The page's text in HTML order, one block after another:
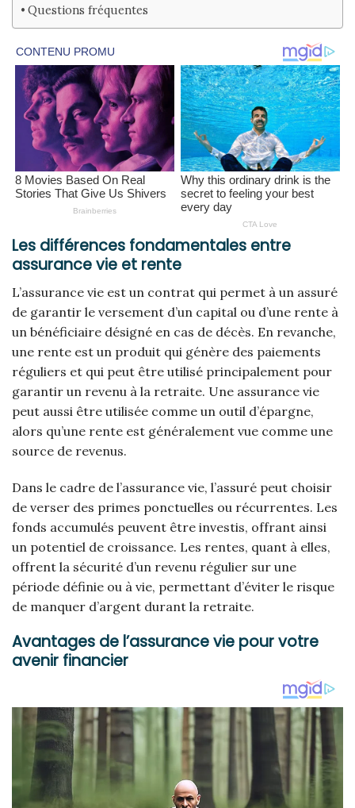
Questions fréquentes
Les différences fondamentales entre
assurance vie et rente
L’assurance vie est un contrat qui permet à un assuré
de garantir le versement d’un capital ou d’une rente à
un bénéficiaire désigné en cas de décès. En revanche,
une rente est un produit qui génère des paiements
réguliers et qui peut être utilisé principalement pour
garantir un revenu à la retraite. Une assurance vie
peut aussi être utilisée comme un outil d’épargne,
alors qu’une rente est généralement vue comme une
source de revenus.
Dans le cadre de l’assurance vie, l’assuré peut choisir
de verser des primes ponctuelles ou récurrentes. Les
fonds accumulés peuvent être investis, offrant ainsi
un potentiel de croissance. Les rentes, quant à elles,
offrent la sécurité d’un revenu régulier sur une
période définie ou à vie, permettant d’éviter le risque
de manquer d’argent durant la retraite.
Avantages de l’assurance vie pour votre
avenir financier